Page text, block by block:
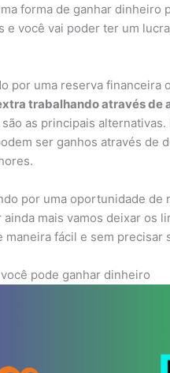
forma de ganhar dinheiro
e você vai poder ter um
por uma reserva
trabalhando através de
as principais
ser ganhos através de
por uma oportunidade de
mais vamos deixar os
maneira fácil e sem precisar
pode ganhar dinheiro